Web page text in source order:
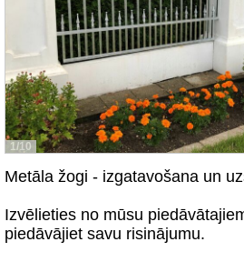
1/10
Metāla žogi - izgatavošana un
Izvēlieties no mūsu
piedāvājiet savu risinājumu.